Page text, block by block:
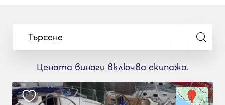
Търсене
Цената винаги включва екипажа.